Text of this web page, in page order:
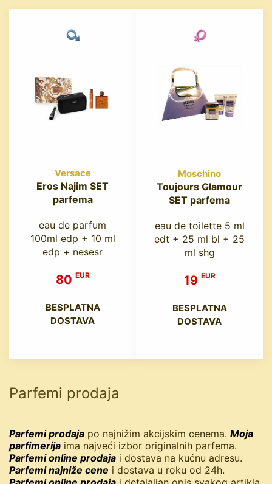
Versace
Eros Najim SET
parfema
eau de parfum
100ml edp + 10 ml
edp + nesesr
80 EUR
BESPLATNA
DOSTAVA
Moschino
Toujours Glamour
SET parfema
eau de toilette 5 ml
edt + 25 ml bl + 25
ml shg
19 EUR
BESPLATNA
DOSTAVA
Parfemi prodaja
Parfemi prodaja po najnižim akcijskim cenema. Moja
parfimerija ima najveći izbor originalnih parfema.
Parfemi online prodaja i dostava na kućnu adresu.
Parfemi najniže cene i dostava u roku od 24h.